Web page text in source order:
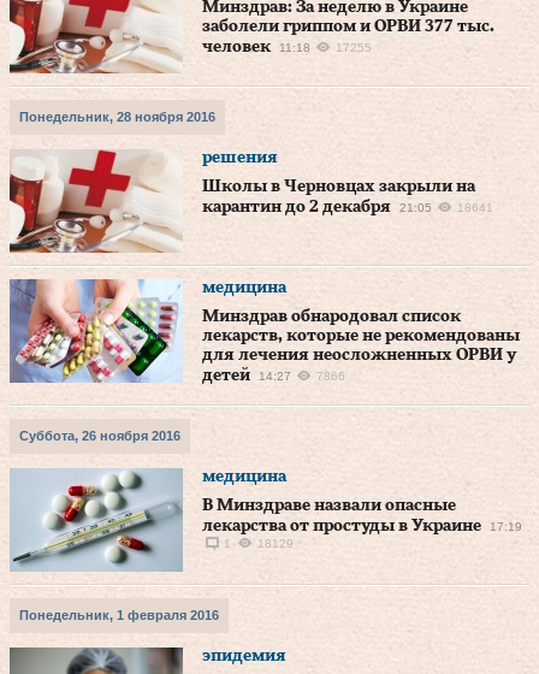
Минздрав: За неделю в Украине
заболели гриппом и ОРВИ 377 тыс.
человек
11:18 17255
Понедельник, 28 ноября 2016
решения
Школы в Черновцах закрыли на
карантин до 2 декабря
21:05 18641
медицина
Минздрав обнародовал список
лекарств, которые не рекомендованы
для лечения неосложненных ОРВИ у
детей
14:27 7866
Суббота, 26 ноября 2016
медицина
В Минздраве назвали опасные
лекарства от простуды в Украине
17:19
1
18129
Понедельник, 1 февраля 2016
эпидемия